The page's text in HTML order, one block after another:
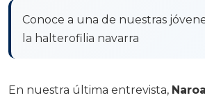
Conoce a una de nuestras
la halterofilia navarra
En nuestra última entrevista,